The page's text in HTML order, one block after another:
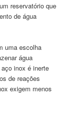
reservatório que
de água
uma escolha
água
inox é inerte
de reações
exigem menos